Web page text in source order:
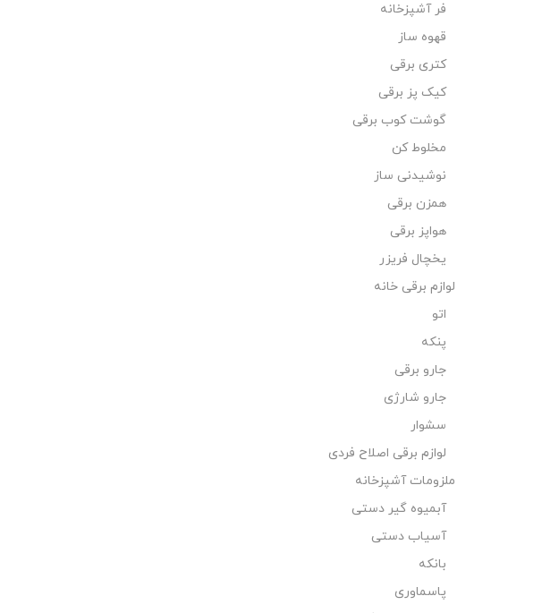
فر آشپزخانه
قهوه ساز
کتری برقی
کیک پز برقی
گوشت کوب برقی
مخلوط کن
نوشیدنی ساز
همزن برقی
هواپز برقی
یخچال فریزر
لوازم برقی خانه
اتو
پنکه
جارو برقی
جارو شارژی
سشوار
لوازم برقی اصلاح فردی
ملزومات آشپزخانه
آبمیوه گیر دستی
آسیاب دستی
بانکه
پاسماوری